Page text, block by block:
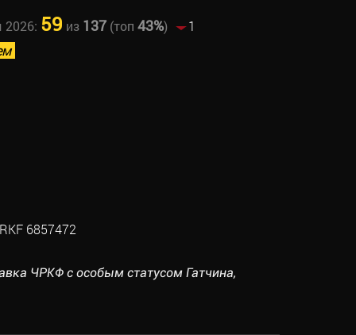
2026: 59 из 137(топ 43%)
1
6857472
ЧРКФ с особым статусом Гатчина,